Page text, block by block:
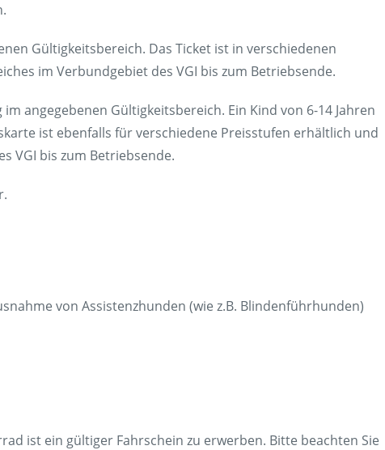
Gültigkeitsbereich. Das Ticket ist in verschiedenen
im Verbundgebiet des VGI bis zum Betriebsende.
angegebenen Gültigkeitsbereich. Ein Kind von 6-14 Jahren
ist ebenfalls für verschiedene Preisstufen erhältlich und
VGI bis zum Betriebsende.
von Assistenzhunden (wie z.B. Blindenführhunden)
ist ein gültiger Fahrschein zu erwerben. Bitte beachten Sie